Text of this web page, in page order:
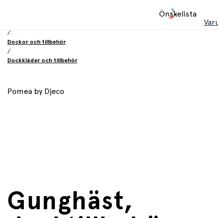
Önskelista
/
Dockor och tillbehör
/
Dockkläder och tillbehör
Pomea by Djeco
Gunghäst,